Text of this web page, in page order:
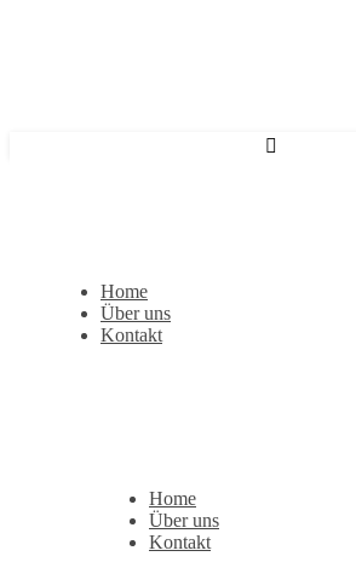
Home
Über uns
Kontakt
Home
Über uns
Kontakt